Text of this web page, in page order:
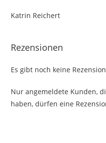
Katrin Reichert
Rezensionen
Es gibt noch keine
Nur angemeldete Kunden,
haben, dürfen eine